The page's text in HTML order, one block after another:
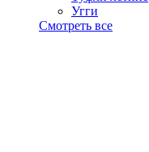
Угги
Смотреть все